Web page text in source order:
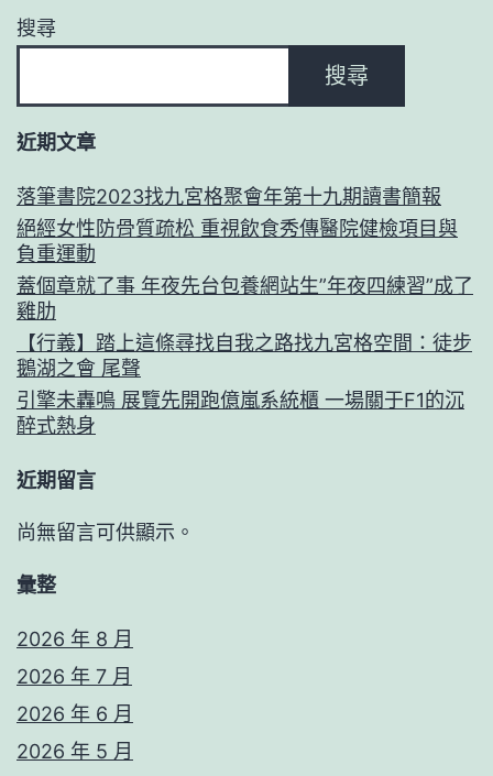
搜尋
搜尋
近期文章
落筆書院2023找九宮格聚會年第十九期讀書簡報
絕經女性防骨質疏松 重視飲食秀傳醫院健檢項目與
負重運動
蓋個章就了事 年夜先台包養網站生”年夜四練習”成了
雞肋
【行義】踏上這條尋找自我之路找九宮格空間：徒步
鵝湖之會 尾聲
引擎未轟鳴 展覽先開跑億嵐系統櫃 一場關于F1的沉
醉式熱身
近期留言
尚無留言可供顯示。
彙整
2026 年 8 月
2026 年 7 月
2026 年 6 月
2026 年 5 月